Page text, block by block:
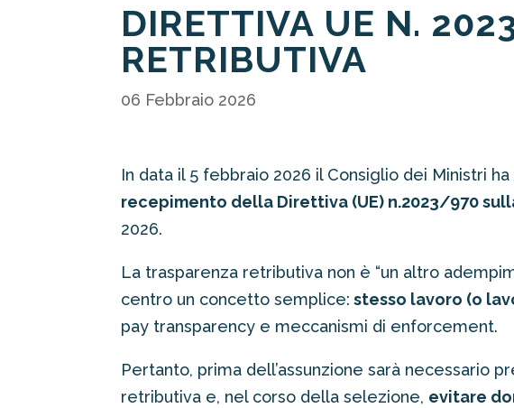
DIRETTIVA UE N.
RETRIBUTIVA
06 Febbraio 2026
In data il 5 febbraio 2026 il Consiglio dei Ministri
recepimento della Direttiva (UE) n.2023/970
2026.
La trasparenza retributiva non è “un altro
centro un concetto semplice: stesso lavoro (o
pay transparency e meccanismi di enforcement.
Pertanto, prima dell’assunzione sarà necessario
retributiva e, nel corso della selezione, evitare